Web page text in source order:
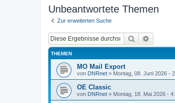
Unbeantwortete Themen
Zur erweiterten Suche
Suche
THEMEN
MO Mail Export
von DNRnet » Montag, 08. Juni 2026 -
OE Classic
von DNRnet » Montag, 18. Mai 2026 -